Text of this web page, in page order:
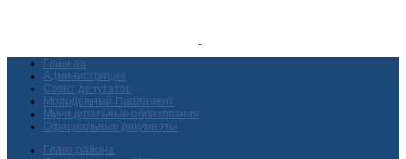
Главная
Администрация
Совет депутатов
Молодежный Парламент
Муниципальные образования
Официальные документы
Глава района